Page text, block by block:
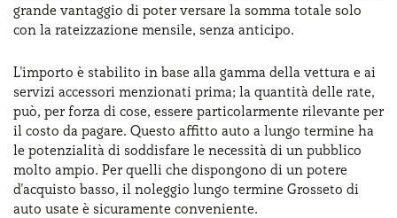
grande vantaggio di poter versare la somma totale solo
con la rateizzazione mensile, senza anticipo.
L'importo è stabilito in base alla gamma della vettura e ai
servizi accessori menzionati prima; la quantità delle rate,
può, per forza di cose, essere particolarmente rilevante per
il costo da pagare. Questo affitto auto a lungo termine ha
le potenzialità di soddisfare le necessità di un pubblico
molto ampio. Per quelli che dispongono di un potere
d'acquisto basso, il noleggio lungo termine Grosseto di
auto usate è sicuramente conveniente.